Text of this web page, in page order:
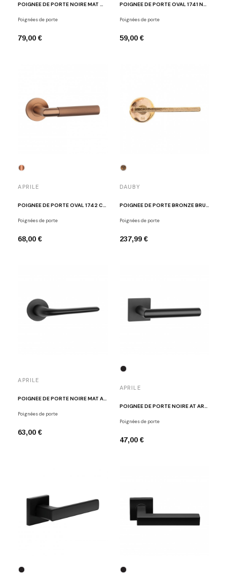
POIGNÉE DE PORTE NOIRE MAT MOLINIA
Poignées de porte
79,00 €
POIGNÉE DE PORTE OVAL 1741 NOIR MAT
Poignées de porte
59,00 €
APRILE
POIGNÉE DE PORTE OVAL 1742 CUIVRE MAT
Poignées de porte
68,00 €
DAUBY
POIGNÉE DE PORTE BRONZE BRUT POLI TOM LENAERTS PH2017/50F RBP
Poignées de porte
237,99 €
APRILE
POIGNÉE DE PORTE NOIRE MAT AZALIA
Poignées de porte
63,00 €
APRILE
POIGNÉE DE PORTE NOIRE AT ARABIS Q 7 S BLACK
Poignées de porte
47,00 €